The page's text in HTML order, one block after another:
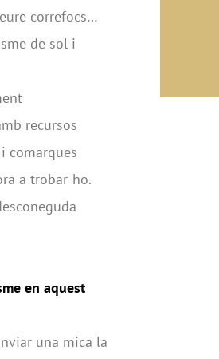
correfocs…
de sol i
recursos
comarques
a trobar-ho.
en aquest
una mica la